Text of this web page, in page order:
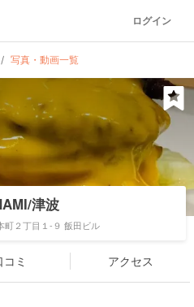
ログイン
写真・動画一覧
津波
町２丁目１-９ 飯田ビル
コミ アクセス